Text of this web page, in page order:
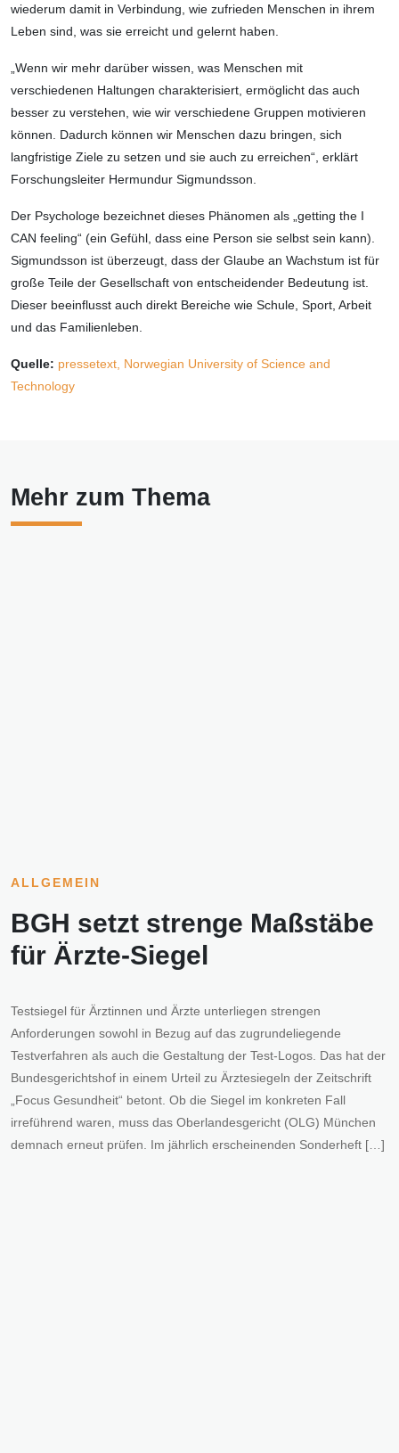
wiederum damit in Verbindung, wie zufrieden Menschen in ihrem
Leben sind, was sie erreicht und gelernt haben.
„Wenn wir mehr darüber wissen, was Menschen mit
verschiedenen Haltungen charakterisiert, ermöglicht das auch
besser zu verstehen, wie wir verschiedene Gruppen motivieren
können. Dadurch können wir Menschen dazu bringen, sich
langfristige Ziele zu setzen und sie auch zu erreichen“, erklärt
Forschungsleiter Hermundur Sigmundsson.
Der Psychologe bezeichnet dieses Phänomen als „getting the I
CAN feeling“ (ein Gefühl, dass eine Person sie selbst sein kann).
Sigmundsson ist überzeugt, dass der Glaube an Wachstum ist für
große Teile der Gesellschaft von entscheidender Bedeutung ist.
Dieser beeinflusst auch direkt Bereiche wie Schule, Sport, Arbeit
und das Familienleben.
Quelle: pressetext, Norwegian University of Science and
Technology
Mehr zum Thema
ALLGEMEIN
BGH setzt strenge Maßstäbe
für Ärzte-Siegel
Testsiegel für Ärztinnen und Ärzte unterliegen strengen
Anforderungen sowohl in Bezug auf das zugrundeliegende
Testverfahren als auch die Gestaltung der Test-Logos. Das hat der
Bundesgerichtshof in einem Urteil zu Ärztesiegeln der Zeitschrift
„Focus Gesundheit“ betont. Ob die Siegel im konkreten Fall
irreführend waren, muss das Oberlandesgericht (OLG) München
demnach erneut prüfen. Im jährlich erscheinenden Sonderheft […]